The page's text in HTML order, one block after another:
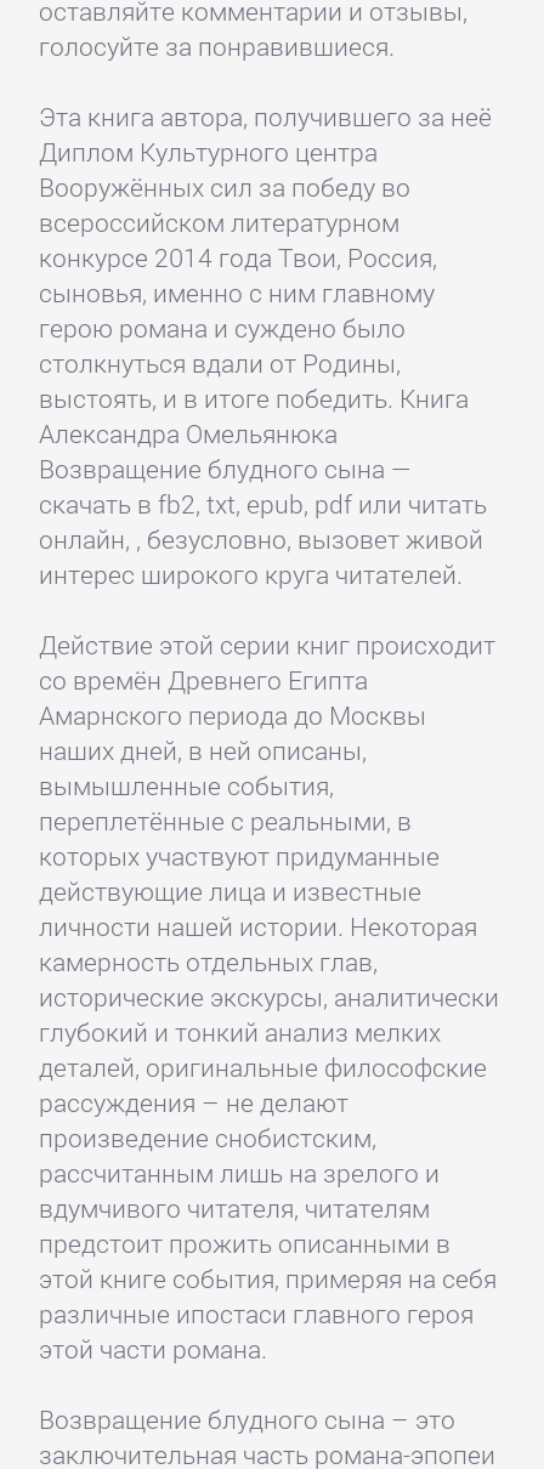
оставляйте комментарии и отзывы,
голосуйте за понравившиеся.
Эта книга автора, получившего за неё
Диплом Культурного центра
Вооружённых сил за победу во
всероссийском литературном
конкурсе 2014 года Твои, Россия,
сыновья, именно с ним главному
герою романа и суждено было
столкнуться вдали от Родины,
выстоять, и в итоге победить. Книга
Александра Омельянюка
Возвращение блудного сына —
скачать в fb2, txt, epub, pdf или читать
онлайн, , безусловно, вызовет живой
интерес широкого круга читателей.
Действие этой серии книг происходит
со времён Древнего Египта
Амарнского периода до Москвы
наших дней, в ней описаны,
вымышленные события,
переплетённые с реальными, в
которых участвуют придуманные
действующие лица и известные
личности нашей истории. Некоторая
камерность отдельных глав,
исторические экскурсы, аналитически
глубокий и тонкий анализ мелких
деталей, оригинальные философские
рассуждения – не делают
произведение снобистским,
рассчитанным лишь на зрелого и
вдумчивого читателя, читателям
предстоит прожить описанными в
этой книге события, примеряя на себя
различные ипостаси главного героя
этой части романа.
Возвращение блудного сына – это
заключительная часть романа-эпопеи